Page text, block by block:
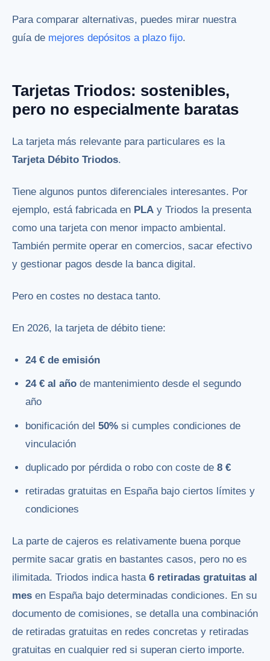
Para comparar alternativas, puedes mirar nuestra
guía de mejores depósitos a plazo fijo.
Tarjetas Triodos: sostenibles,
pero no especialmente baratas
La tarjeta más relevante para particulares es la
Tarjeta Débito Triodos.
Tiene algunos puntos diferenciales interesantes. Por
ejemplo, está fabricada en PLA y Triodos la presenta
como una tarjeta con menor impacto ambiental.
También permite operar en comercios, sacar efectivo
y gestionar pagos desde la banca digital.
Pero en costes no destaca tanto.
En 2026, la tarjeta de débito tiene:
24 € de emisión
24 € al año de mantenimiento desde el segundo
año
bonificación del50% si cumples condiciones de
vinculación
duplicado por pérdida o robo con coste de8 €
retiradas gratuitas en España bajo ciertos límites y
condiciones
La parte de cajeros es relativamente buena porque
permite sacar gratis en bastantes casos, pero no es
ilimitada. Triodos indica hasta 6 retiradas gratuitas al
mes en España bajo determinadas condiciones. En su
documento de comisiones, se detalla una combinación
de retiradas gratuitas en redes concretas y retiradas
gratuitas en cualquier red si superan cierto importe.